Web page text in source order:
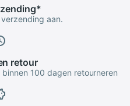
*
aan.
retour
100 dagen retourneren